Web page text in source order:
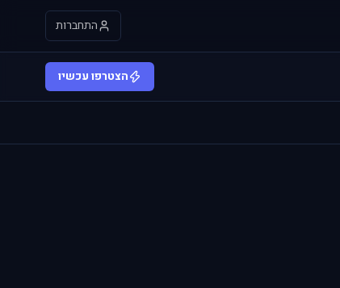
התחברות
הצטרפו עכשיו